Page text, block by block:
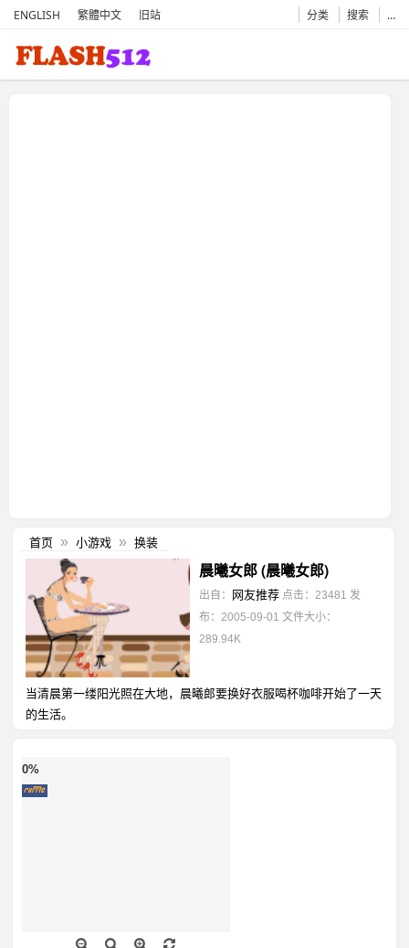
ENGLISH 繁體中文 旧站 分类 搜索 …
首页 » 小游戏 » 换装
晨曦女郎 (晨曦女郎)
出自： 网友推荐 点击：23481 发
布：2005-09-01 文件大小：
289.94K
当清晨第一缕阳光照在大地，晨曦郎要换好衣服喝杯咖啡开始了一天
的生活。
0%